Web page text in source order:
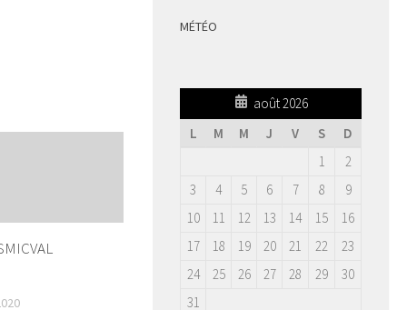
MÉTÉO
août 2026
L
M M J V S
D
1
2
3
4 5 6 7 8
9
10
11 12 13 14 15
16
17
18 19 20 21 22
23
24
25 26 27 28 29
30
31